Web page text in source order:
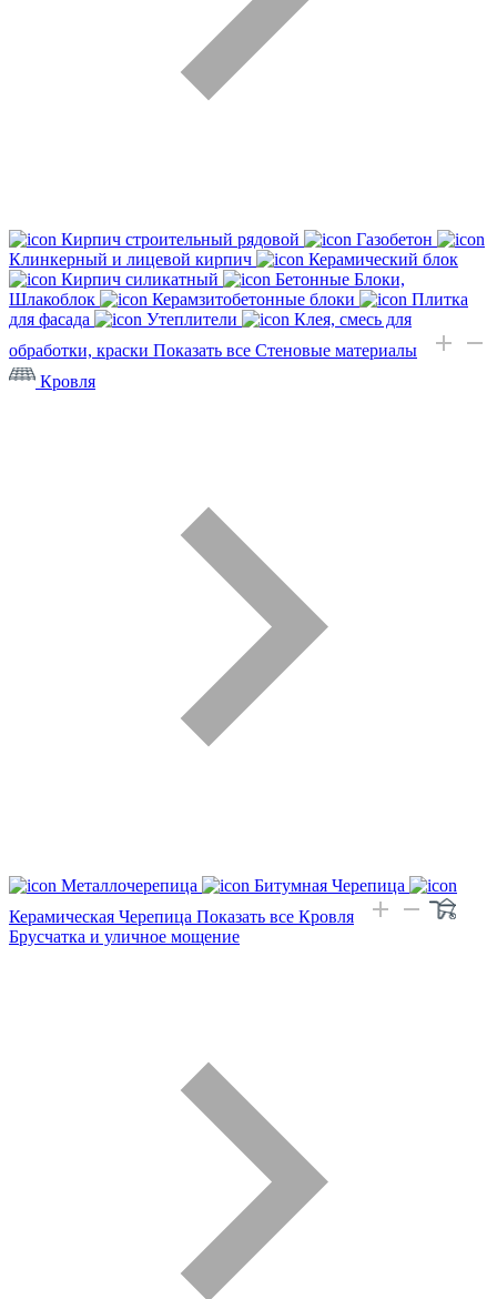
Кирпич строительный рядовой
Газобетон
Клинкерный и лицевой кирпич
Керамический блок
Кирпич силикатный
Бетонные Блоки,
Шлакоблок
Керамзитобетонные блоки
Плитка
для фасада
Утеплители
Клея, смесь для
обработки, краски Показать все Стеновые материалы
Кровля
Металлочерепица
Битумная Черепица
Керамическая Черепица Показать все Кровля
Брусчатка и уличное мощение